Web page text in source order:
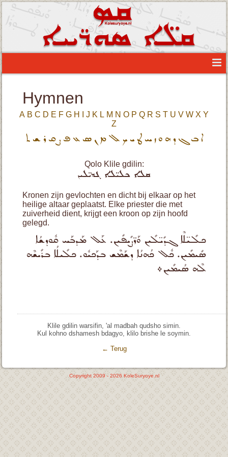
Hymnen
A B C D E F G H J K L M N O P Q R S T U V W X Y
Z
ܐ ܒ ܓ ܕ ܗ ܘ ܙ ܚ ܛ ܝ ܟ ܠ ܡ ܢ ܣ ܥ ܦ ܨ ܩ ܪ ܫ ܬ
Qolo Klile gdilin:
ܩܠܐ ܟܠܝ̈ܠܐ ܓܕܝ̈ܠܝܢ
Kronen zijn gevlochten en dicht bij elkaar op het
heilige altaar geplaatst. Elke priester die met
zuiverheid dient, krijgt een kroon op zijn hoofd
gelegd.
ܟܠܺܝ̈ܠܶܐ ܓܕܺܝ̈ܠܺܝܢ ܘܰܪ̈ܨܺܝܦܺܝܢ. ܥܰܠ ܡܰܕܒܰܚ ܩܽܘܕܫܳܐ
ܣܺܝܡܺܝܢ. ܟܽܠ ܟܳܗܢܳܐ ܕܫܰܡܶܫ ܒܕܰܟܝܽܘ. ܟܠܺܝܠܳܐ ܒܪܺܝܫܶܗ
ܠܶܗ ܣܳܝܡܺܝܢ܀
Klile gdilin warsifin, 'al madbah qudsho simin.
Kul kohno dshamesh bdagyo, klilo brishe le soymin.
← Terug
Copyright 2009 - 2026 KoleSuryoye.nl